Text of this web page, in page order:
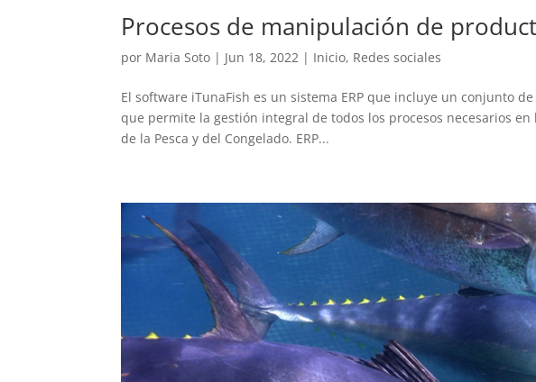
Procesos de manipulación de
por Maria Soto | Jun 18, 2022 | Inicio, Redes sociales
El software iTunaFish es un sistema ERP que incluye un conjunto
que permite la gestión integral de todos los procesos necesarios
de la Pesca y del Congelado. ERP...